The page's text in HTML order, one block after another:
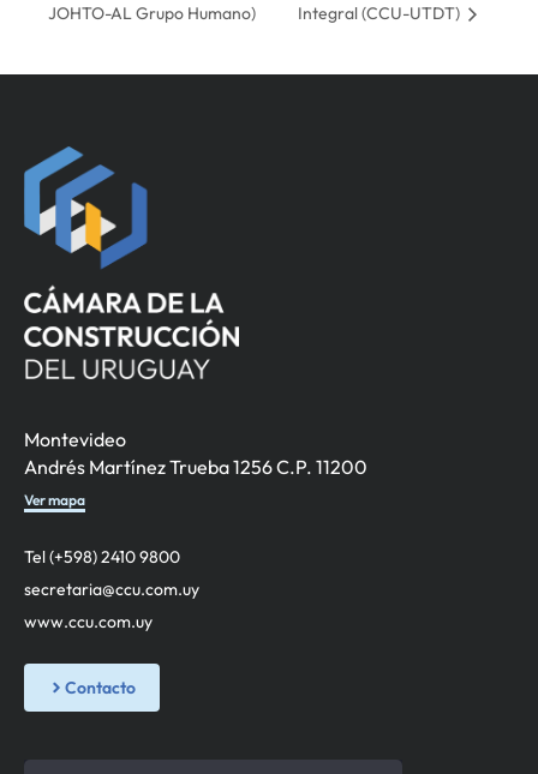
JOHTO-AL Grupo Humano)
Integral (CCU-UTDT)
Montevideo
Andrés Martínez Trueba 1256 C.P. 11200
Ver mapa
Tel (+598) 2410 9800
secretaria@ccu.com.uy
www.ccu.com.uy
Contacto